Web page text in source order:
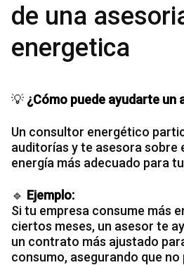
de una
energetica
💡 ¿Cómo puede ayudarte un
Un consultor energético
auditorías y te asesora sobre
energía más adecuado para
🔹 Ejemplo:
Si tu empresa consume más
ciertos meses, un asesor te
un contrato más ajustado
consumo, asegurando que no